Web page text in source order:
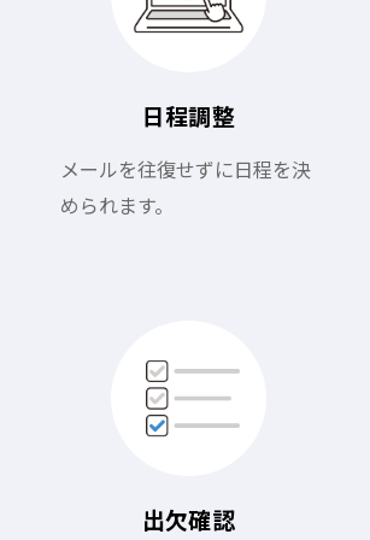
日程調整
メールを往復せずに日程を決
められます。
出欠確認